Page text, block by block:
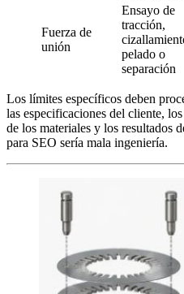
Fuerza de
unión
Ensayo de
tracción,
pelado o
separación
Los límites específicos deben
las especificaciones del cliente,
de los materiales y los resultados
para SEO sería mala ingeniería.